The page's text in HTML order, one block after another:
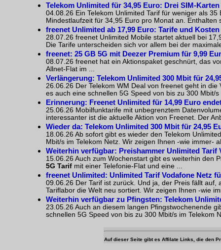
Telekom Unlimited für 34,95 Euro: Drei SIM-
04.08.26 Ein Telekom Unlimited Tarif für weniger als
Mindestlaufzeit für 34,95 Euro pro Monat an. Enthalten
freenet Unlimited ab 17,99 Euro: Tarife und
28.07.26 freenet Unlimited Mobile startet aktuell bei
Die Tarife unterscheiden sich vor allem bei der
freenet: 25 GB 5G mit Deezer Premium für 9,99
08.07.26 freenet hat ein Aktionspaket geschnürt, das
Allnet-Flat im ...
Verlängerung: Telekom Unlimited 300 Mbit für
26.06.26 Der Telekom WM Deal von freenet geht in
es auch eine schnellen 5G Speed von bis zu 300 Mbit/s
Erinnerung: Freenet Unlimited für 14,99 Euro
25.06.26 Mobilfunktarife mit unbegrenztem
interessanter ist die aktuelle Aktion von Freenet. Der
Wieder da: Telekom Unlimited 300 Mbit für 24,95
18.06.26 Ab sofort gibt es wieder den Telekom
Mbit/s im Telekom Netz. Wir zeigen Ihnen -wie immer-
Weiterhin verfügbar: Preishammer Unlimited Tarif
15.06.26 Auch zum Wochenstart gibt es weiterhin den
5G Tarif mit einer Telefonie-Flat und eine ...
freenet Unlimited: Unlimited Tarif Vodafone Netz
09.06.26 Der Tarif ist zurück. Und ja, der Preis fällt
Tariflabor die Welt neu sortiert. Wir zeigen Ihnen -wie
Weiterhin verfügbar zu Pfingsten: Telekom
23.05.26 Auch an diesem langen Pfingstwochenende
schnellen 5G Speed von bis zu 300 Mbit/s im Telekom
Auf dieser Seite gibt es Affilate Links, die den